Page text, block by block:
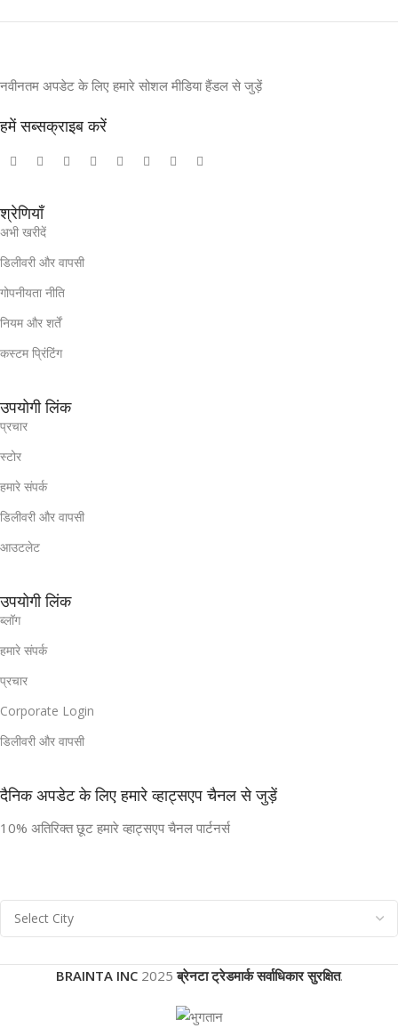
नवीनतम अपडेट के लिए हमारे सोशल मीडिया हैंडल से जुड़ें
हमें सब्सक्राइब करें
श्रेणियाँ
अभी खरीदें
डिलीवरी और वापसी
गोपनीयता नीति
नियम और शर्तें
कस्टम प्रिंटिंग
उपयोगी लिंक
प्रचार
स्टोर
हमारे संपर्क
डिलीवरी और वापसी
आउटलेट
उपयोगी लिंक
ब्लॉग
हमारे संपर्क
प्रचार
Corporate Login
डिलीवरी और वापसी
दैनिक अपडेट के लिए हमारे व्हाट्सएप चैनल से जुड़ें
10% अतिरिक्त छूट हमारे व्हाट्सएप चैनल पार्टनर्स
BRAINTA INC 2025ब्रेनटा ट्रेडमार्क सर्वाधिकार सुरक्षित.